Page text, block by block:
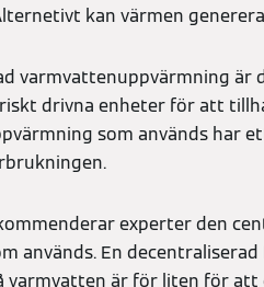
kan värmen
varmvattenuppvärmning
drivna enheter för att
som används har
experter den
används. En
varmvatten är för liten för att